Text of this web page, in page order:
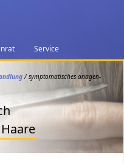
Service
/ symptomatisches anagen-